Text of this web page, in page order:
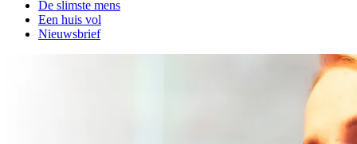
De slimste mens
Een huis vol
Nieuwsbrief